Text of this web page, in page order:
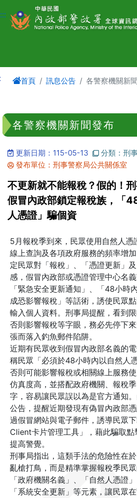
進入內容區塊
:::
首頁 訊息公告 各警察機關新
各警察機關新聞發布
更新日期：115-05-13
分類：刑
發布單位：刑事警察局公共關係室
不更新就不能報稅？假的！
假冒內政部鎖定報稅族，「
人憑證」騙個資
5月報稅季到來，民眾使用自然人憑
線上查詢及各項政府服務的頻率增
定民眾對「報稅」、「憑證更新」
感，假冒內政部或憑證管理中心名
「緊急安全更新通知」、「48小時
成恐影響報稅」等話術，誘使民眾
輸入個人資料。刑事局提醒，看到限
否則影響報稅等字眼，務必先停下
張而落入釣魚郵件陷阱。
近期有民眾收到假冒內政部名義的
稱民眾「必須於48小時內以自然人
否則可能影響報稅或相關線上服務
仿真度高，並搭配政府機關、報稅
字，容易讓民眾誤以為是官方通知
公告，提醒近期發現有偽冒內政部
過假冒網站與電子郵件，誘導民眾
Client卡片管理工具」，藉此騙取
提高警覺。
刑事局指出，這類手法的危險性在
亂槍打鳥，而是精準掌握報稅季民
「政府機關名義」、「自然人憑證
「系統安全更新」等元素，讓民眾